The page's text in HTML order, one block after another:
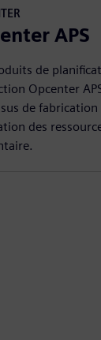
APS
de
Opcenter
de
des